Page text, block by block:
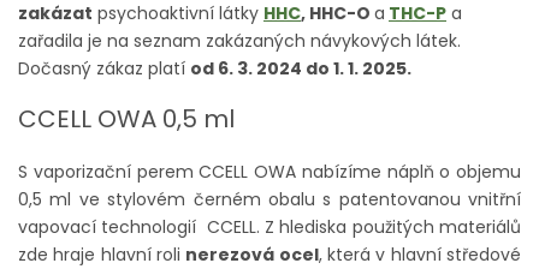
zakázat psychoaktivní látky HHC, HHC-O a THC-P a
zařadila je na seznam zakázaných návykových látek.
Dočasný zákaz platí od 6. 3. 2024 do 1. 1. 2025.
CCELL OWA 0,5 ml
S vaporizační perem CCELL OWA nabízíme náplň o objemu
0,5 ml ve stylovém černém obalu s patentovanou vnitřní
vapovací technologií CCELL. Z hlediska použitých materiálů
zde hraje hlavní roli nerezová ocel, která v hlavní středové